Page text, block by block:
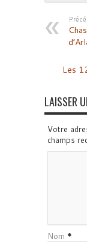
Les
LAISSER
Votre
champs
Nom *